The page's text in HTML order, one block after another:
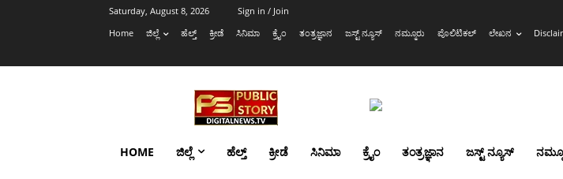
Saturday, August 8, 2026
Sign in / Join
Home
ಜಿಲ್ಲೆ ಹೆಲ್ತ್ ಕ್ರೀಡೆ ಸಿನಿಮಾ ಕ್ರೈಂ ತಂತ್ರಜ್ಞಾನ ಜಸ್ಟ್ ನ್ಯೂಸ್ ನಮ್ಮೂರು ಪೊಲಿಟಿಕಲ್ ಲೇಖನ
HOME ಜಿಲ್ಲೆ ಹೆಲ್ತ್ ಕ್ರೀಡೆ ಸಿನಿಮಾ ಕ್ರೈಂ ತಂತ್ರಜ್ಞಾನ ಜಸ್ಟ್ ನ್ಯೂಸ್